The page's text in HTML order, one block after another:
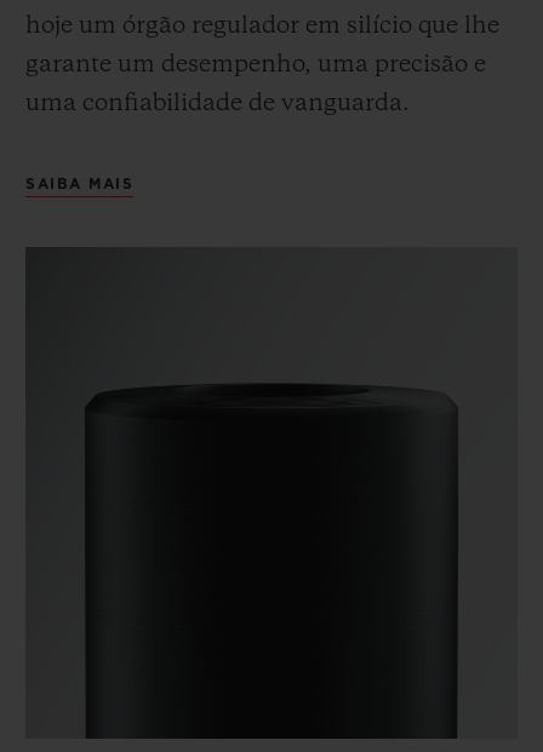
hoje um órgão regulador em silício que lhe
garante um desempenho, uma precisão e
uma confiabilidade de vanguarda.
SAIBA MAIS